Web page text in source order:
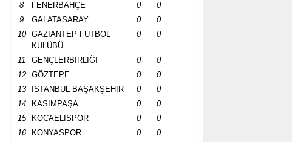
8
FENERBAHÇE 0
0
9
GALATASARAY 0
0
10
GAZİANTEP FUTBOL
KULÜBÜ
0 0
11 GENÇLERBİRLİĞİ 0
0
12
GÖZTEPE 0
0
13
İSTANBUL BAŞAKŞEHİR 0
0
14
KASIMPAŞA 0
0
15
KOCAELİSPOR 0
0
16
KONYASPOR 0
0